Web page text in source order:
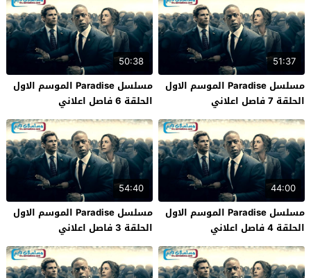
51:37
مسلسل Paradise الموسم الاول
الحلقة 7 فاصل اعلاني
50:38
مسلسل Paradise الموسم الاول
الحلقة 6 فاصل اعلاني
44:00
مسلسل Paradise الموسم الاول
الحلقة 4 فاصل اعلاني
54:40
مسلسل Paradise الموسم الاول
الحلقة 3 فاصل اعلاني